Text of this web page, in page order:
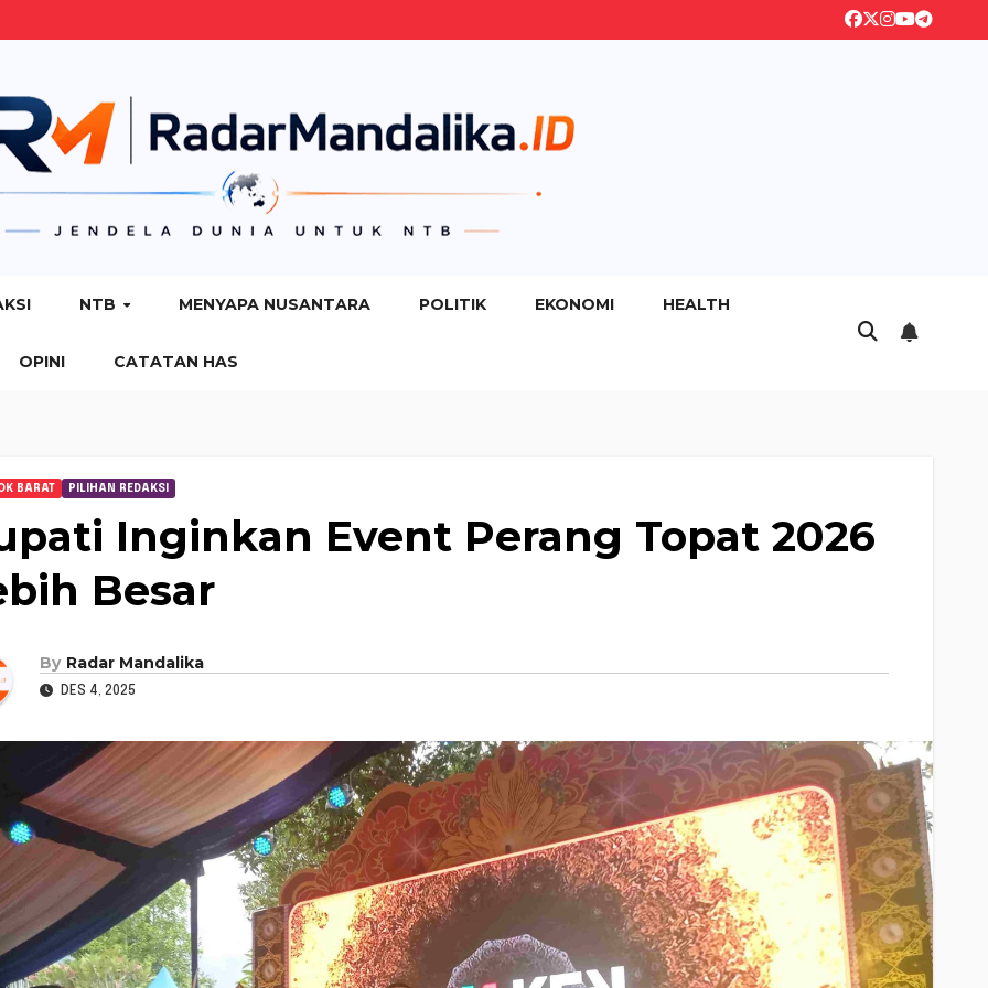
NTB MENYAPA NUSANTARA POLITIK EKONOMI HEALTH
OPINI CATATAN HAS
BARAT PILIHAN REDAKSI
Inginkan Event Perang Topat 2026
Besar
By Radar Mandalika
DES 4, 2025